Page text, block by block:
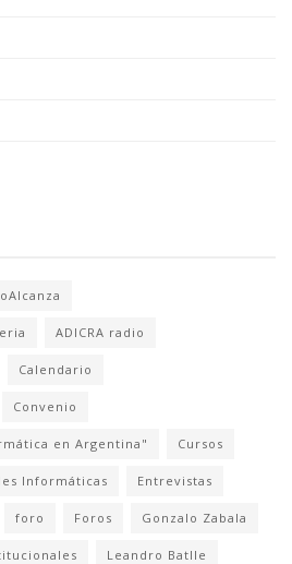
ADICRA radio
Calendario
Convenio
en Argentina" Cursos
Informáticas Entrevistas
foro Foros Gonzalo Zabala
Leandro Batlle